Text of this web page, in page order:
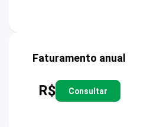
Faturamento anual
R$ Consultar